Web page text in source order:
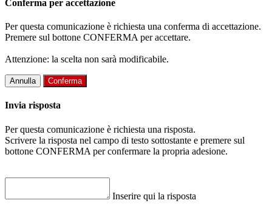
Conferma per accettazione
Per questa comunicazione è richiesta una conferma di accettazione.
Premere sul bottone CONFERMA per accettare.
Attenzione: la scelta non sarà modificabile.
Annulla Conferma
Invia risposta
Per questa comunicazione è richiesta una risposta.
Scrivere la risposta nel campo di testo sottostante e premere sul
bottone CONFERMA per confermare la propria adesione.
Inserire qui la risposta